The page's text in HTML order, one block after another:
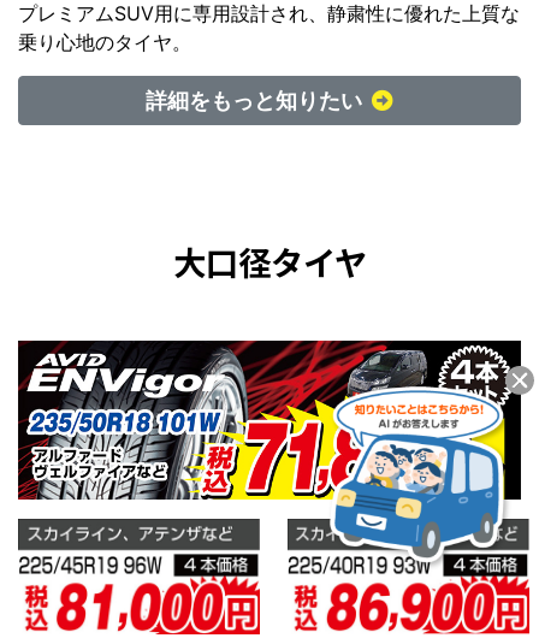
プレミアムSUV用に専用設計され、静粛性に優れた上質な
乗り心地のタイヤ。
詳細をもっと知りたい
大口径タイヤ